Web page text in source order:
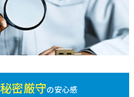
秘密厳守の安心感